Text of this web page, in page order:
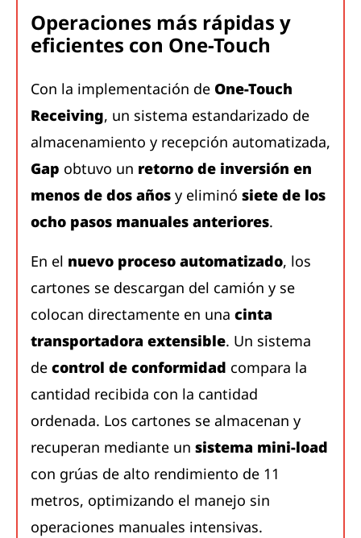
Operaciones más rápidas y
eficientes con One-Touch
Con la implementación de One-Touch
Receiving, un sistema estandarizado de
almacenamiento y recepción automatizada,
Gap obtuvo un retorno de inversión en
menos de dos años y eliminó siete de los
ocho pasos manuales anteriores.
En el nuevo proceso automatizado, los
cartones se descargan del camión y se
colocan directamente en una cinta
transportadora extensible. Un sistema
de control de conformidad compara la
cantidad recibida con la cantidad
ordenada. Los cartones se almacenan y
recuperan mediante un sistema mini-load
con grúas de alto rendimiento de 11
metros, optimizando el manejo sin
operaciones manuales intensivas.